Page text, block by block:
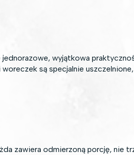
wyjątkowa
są specjalnie
zawiera odmierzoną porcję, nie